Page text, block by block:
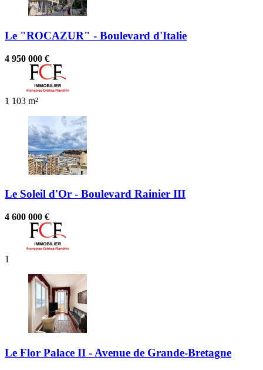
Le "ROCAZUR" - Boulevard d'Italie
4 950 000 €
1 103 m²
Le Soleil d'Or - Boulevard Rainier III
4 600 000 €
1
Le Flor Palace II - Avenue de Grande-Bretagne